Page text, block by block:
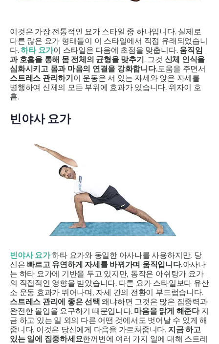
이것은 가장 전통적인 요가 스타일 중 하나입니다. 실제로
다른 많은 요가 형태들이 이 스타일에서 직접 유래되었습니
다.하타 요가이 스타일은 다음에 초점을 맞춥니다. 움직임
과 호흡을 통해 몸 전체의 균형을 맞추기 . 그것 신체 인식을
심화시키고 몸과 마음의 연결을 강화합니다.도움을 주면서
스트레스 관리하기 이 운동은 서 있는 자세와 앉은 자세를
병행하여 신체의 모든 부위에 효과가 있습니다. 위자이 호
흡.
빈야사 요가
빈야사 요가하타 요가와 동일한 아사나를 사용하지만, 당
신은 빠르고 유연하게 자세를 바꿔가며 움직입니다.아사나
는 하타 요가에 기반을 두고 있지만, 동작은 아쉬탕가 요가
의 직접적인 영향을 받았습니다. 다른 요가 스타일보다 유산
소 운동 효과가 뛰어나며, 자세 간의 전환이 부드럽습니다.
스트레스 관리에 좋은 선택 왜냐하면 그것은 많은 집중력과
완전한 몰입을 요구하기 때문입니다. 마음을 맑게 해준다 지
금 하고 있는 일 외의 다른 어떤 것에서도 벗어날 수 있게 해
줍니다. 이것은 당신에게 다음을 가르쳐줍니다. 지금 하고
있는 일에 집중하세요한꺼번에 여러 가지 일에 대해 스트레